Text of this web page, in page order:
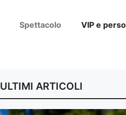
Spettacolo VIP e
ULTIMI ARTICOLI